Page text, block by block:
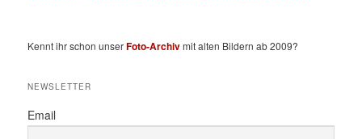
Kennt ihr schon unserFoto-Archivmit alten Bildern ab 2009?
NEWSLETTER
Email